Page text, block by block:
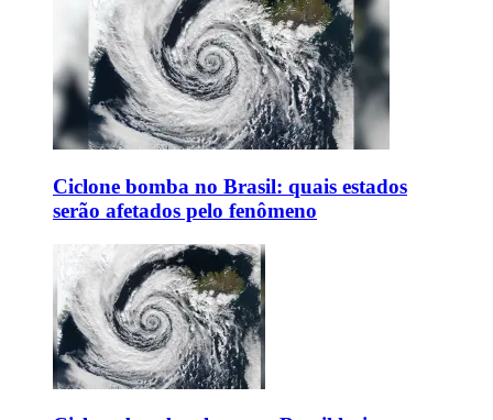
Ciclone bomba no Brasil: quais estados
serão afetados pelo fenômeno